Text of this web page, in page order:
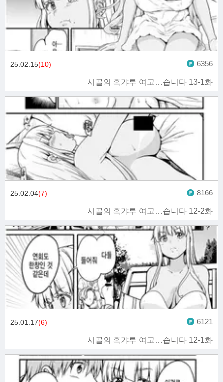
시골의 흑갸루 여고…습니다 13-1화
25.02.15(10) 6356
시골의 흑갸루 여고…습니다 12-2화
25.02.04(7) 8166
시골의 흑갸루 여고…습니다 12-1화
25.01.17(6) 6121